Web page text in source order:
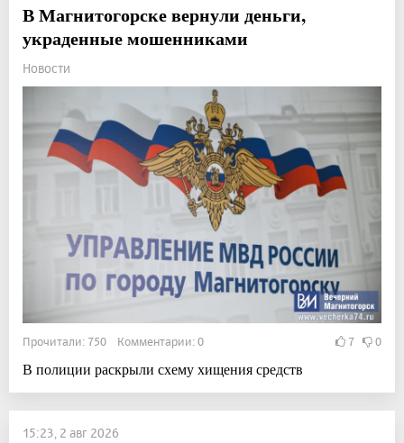
В Магнитогорске вернули деньги,
украденные мошенниками
Новости
Прочитали: 750 Комментарии: 0 7 0
В полиции раскрыли схему хищения средств
15:23, 2 авг 2026